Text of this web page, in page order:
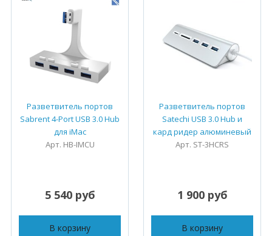
Разветвитель портов
Sabrent 4-Port USB 3.0 Hub
для iMac
Арт. HB-IMCU
5 540 руб
В корзину
Разветвитель портов
Satechi USB 3.0 Hub и
кард ридер алюминевый
Арт. ST-3HCRS
1 900 руб
В корзину